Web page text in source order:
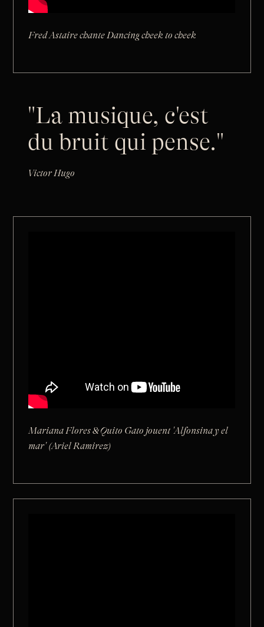
Fred Astaire chante Dancing cheek to cheek
"La musique, c'est
du bruit qui pense."
Victor Hugo
Mariana Flores & Quito Gato jouent 'Alfonsina y el
mar' (Ariel Ramirez)